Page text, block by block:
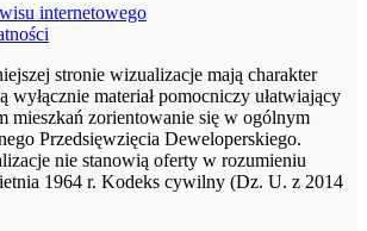
internetowego
stronie wizualizacje mają charakter
materiał pomocniczy ułatwiający
mieszkań zorientowanie się w ogólnym
Przedsięwzięcia Deweloperskiego.
nie stanowią oferty w rozumieniu
1964 r. Kodeks cywilny (Dz. U. z 2014